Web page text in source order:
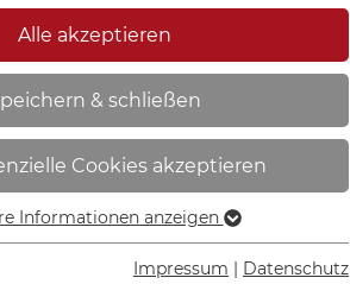
Warenkorb
-
| Mittel und
-
Alle akzeptieren
& schließen
Cookies akzeptieren
werden für grundlegende Funktionen
Informationen anzeigen
Impressum Datenschutz